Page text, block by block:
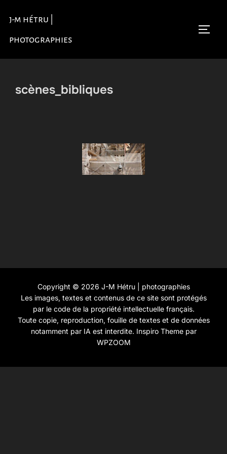
contenu
j-m hétru |
photographies
scènes_bibliques
Copyright © 2026 J-M Hétru | photographies
Les images, textes et contenus de ce site sont protégés
par le code de la propriété intellectuelle français.
Toute copie, reproduction, fouille de textes et de données
notamment par IA est interdite. Inspiro Themepar
WPZOOM